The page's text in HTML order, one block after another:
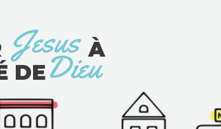
Jesus
Dieu
À
DE